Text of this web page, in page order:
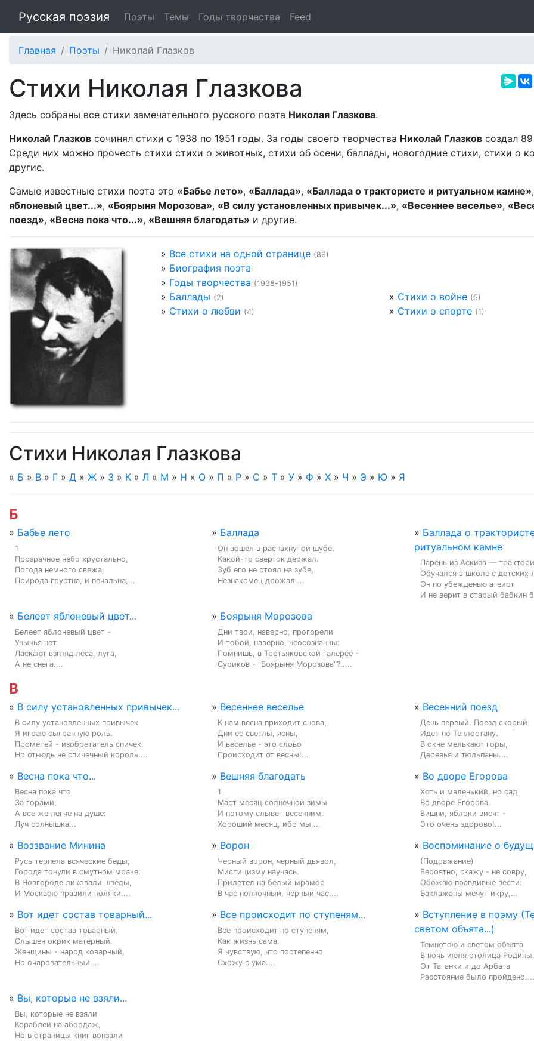
Русская поэзия Поэты Темы Годы творчества Feed
Главная Поэты Николай Глазков
Стихи Николая Глазкова
Здесь собраны все стихи замечательного русского поэта Николая Глазкова.
Николай Глазков сочинял стихи с 1938 по 1951 годы. За годы своего творчества Николай Глазков создал
Среди них можно прочесть стихи стихи о животных, стихи об осени, баллады, новогодние стихи, стихи о
другие.
Самые известные стихи поэта это «Бабье лето», «Баллада», «Баллада о трактористе и ритуальном камне»
яблоневый цвет...», «Боярыня Морозова», «В силу установленных привычек...», «Весеннее веселье»,
поезд», «Весна пока что...», «Вешняя благодать» и другие.
» Все стихи на одной странице (89)
» Биография поэта
» Годы творчества (1938-1951)
» Баллады (2) » Стихи о войне (5)
» Стихи о любви (4) » Стихи о спорте (1)
Стихи Николая Глазкова
» Б » В » Г » Д » Ж » З » К » Л » М » Н » О » П » Р » С » Т » У » Ф » Х » Ч » Э » Ю » Я
Б
» Бабье лето
1
Прозрачное небо хрустально,
Погода немного свежа,
Природа грустна, и печальна,...
» Баллада
Он вошел в распахнутой шубе,
Какой-то сверток держал.
Зуб его не стоял на зубе,
Незнакомец дрожал....
» Баллада о
ритуальном камне
Парень из Аскиза —
Обучался в школе с детских
Он по убежденью атеист
И не верит в старый бабкин
» Белеет яблоневый цвет...
Белеет яблоневый цвет -
Унынья нет.
Ласкают взгляд леса, луга,
А не снега....
» Боярыня Морозова
Дни твои, наверно, прогорели
И тобой, наверно, неосознанны:
Помнишь, в Третьяковской галерее -
Суриков - "Боярыня Морозова"?.....
В
» В силу установленных привычек...
В силу установленных привычек
Я играю сыгранную роль.
Прометей - изобретатель спичек,
Но отнюдь не спичечный король....
» Весеннее веселье
К нам весна приходит снова,
Дни ее светлы, ясны,
И веселье - это слово
Происходит от весны!...
» Весенний поезд
День первый. Поезд скорый
Идет по Теплостану.
В окне мелькают горы,
Деревья и тюльпаны....
» Весна пока что...
Весна пока что
За горами,
А все же легче на душе:
Луч солнышка...
» Вешняя благодать
1
Март месяц солнечной зимы
И потому слывет весенним.
Хороший месяц, ибо мы,...
» Во дворе Егорова
Хоть и маленький, но сад
Во дворе Егорова.
Вишни, яблоки висят -
Это очень здорово!...
» Воззвание Минина
Русь терпела всяческие беды,
Города тонули в смутном мраке:
В Новгороде ликовали шведы,
И Москвою правили поляки....
» Ворон
Черный ворон, черный дьявол,
Мистицизму научась.
Прилетел на белый мрамор
В час полночный, черный час....
» Воспоминание о
(Подражание)
Вероятно, скажу - не совру,
Обожаю правдивые вести:
Баклажаны мечут икру,...
» Вот идет состав товарный...
Вот идет состав товарный.
Слышен окрик матерный.
Женщины - народ коварный,
Но очаровательный....
» Все происходит по ступеням...
Все происходит по ступеням,
Как жизнь сама.
Я чувствую, что постепенно
Схожу с ума....
» Вступление в поэму
светом объята...)
Темнотою и светом объята
В ночь июля столица Родины.
От Таганки и до Арбата
Расстояние было пройдено....
» Вы, которые не взяли...
Вы, которые не взяли
Кораблей на абордаж,
Но в страницы книг вонзали